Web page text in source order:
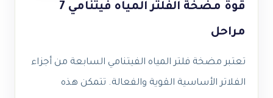
قوة مضخة الفلتر المياه فيتنامي 7
مراحل
تعتبر مضخة فلتر المياه الفيتنامي السابعة من أجزاء
الفلاتر الأساسية القوية والفعالة. تتمكن هذه